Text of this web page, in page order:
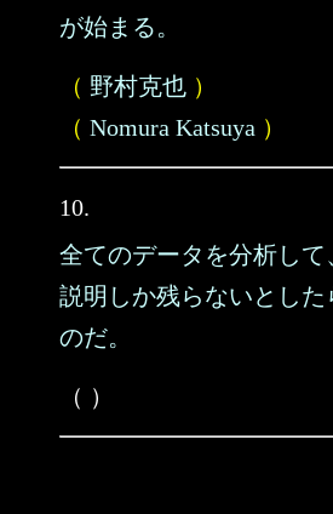
が始まる。
（ 野村克也 ）
（ Nomura Katsuya ）
10.
全てのデータを分析し
説明しか残らないとし
のだ。
（ ）